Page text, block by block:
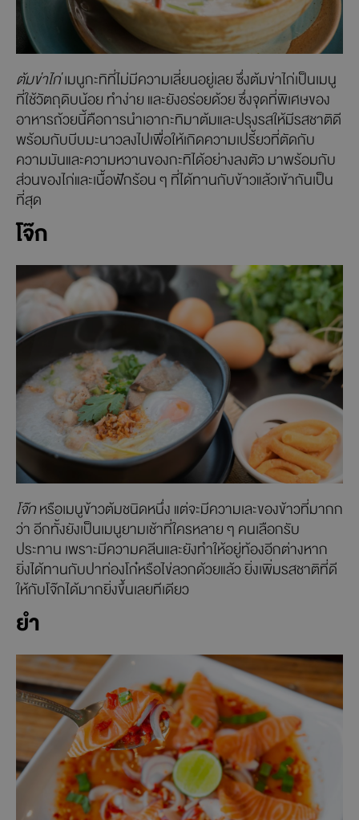
ต้มข่าไก่เมนูกะทิที่ไม่มีความเลี่ยนอยู่เลย ซึ่งต้มข่าไก่เป็นเมนู
ที่ใช้วัตถุดิบน้อย ทำง่าย และยังอร่อยด้วย ซึ่งจุดที่พิเศษของ
อาหารถ้วยนี้คือการนำเอากะทิมาต้มและปรุงรสให้มีรสชาติดี
พร้อมกับบีบมะนาวลงไปเพื่อให้เกิดความเปรี้ยวที่ตัดกับ
ความมันและความหวานของกะทิได้อย่างลงตัว มาพร้อมกับ
ส่วนของไก่และเนื้อฟักร้อน ๆ ที่ได้ทานกับข้าวแล้วเข้ากันเป็น
ที่สุด
โจ๊ก
โจ๊กหรือเมนูข้าวต้มชนิดหนึ่ง แต่จะมีความเละของข้าวที่มากก
ว่า อีกทั้งยังเป็นเมนูยามเช้าที่ใครหลาย ๆ คนเลือกรับ
ประทาน เพราะมีความคลีนและยังทำให้อยู่ท้องอีกต่างหาก
ยิ่งได้ทานกับปาท่องโก๋หรือไข่ลวกด้วยแล้ว ยิ่งเพิ่มรสชาติที่ดี
ให้กับโจ๊กได้มากยิ่งขึ้นเลยทีเดียว
ยำ